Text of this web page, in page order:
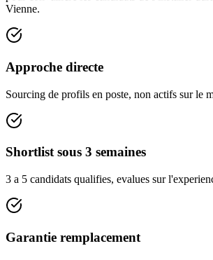
Vienne.
Approche directe
Sourcing de profils en poste, non actifs sur le
Shortlist sous 3 semaines
3 a 5 candidats qualifies, evalues sur
Garantie remplacement